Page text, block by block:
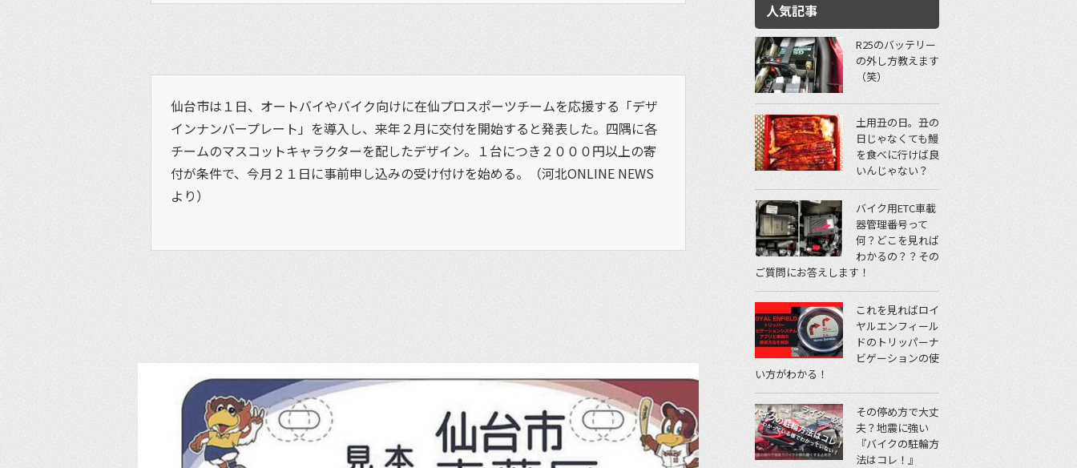
仙台市は１日、オートバイやバイク向けに在仙プロスポーツチームを応援する「デザ
インナンバープレート」を導入し、来年２月に交付を開始すると発表した。四隅に各
チームのマスコットキャラクターを配したデザイン。１台につき２０００円以上の寄
付が条件で、今月２１日に事前申し込みの受け付けを始める。（河北ONLINE NEWS
より）
人気記事
R25のバッテリー
の外し方教えます
（笑）
土用丑の日。丑の
日じゃなくても鰻
を食べに行けば良
いんじゃない？
バイク用ETC車載
器管理番号って
何？どこを見れば
わかるの？？その
ご質問にお答えします！
これを見ればロイ
ヤルエンフィール
ドのトリッパーナ
ビゲーションの使
い方がわかる！
その停め方で大丈
夫？地震に強い
『バイクの駐輪方
法はコレ！』